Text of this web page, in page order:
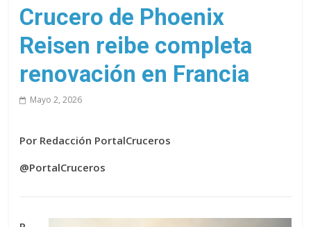
de
cruceros
en
un
solo
Crucero de Phoenix
Reisen reibe completa
renovación en Francia
Mayo 2, 2026
Por Redacción PortalCruceros
@PortalCruceros